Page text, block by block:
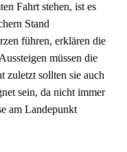
Fahrt stehen, ist es
Stand
führen, erklären die
müssen die
zuletzt sollten sie auch
sein, da nicht immer
am Landepunkt